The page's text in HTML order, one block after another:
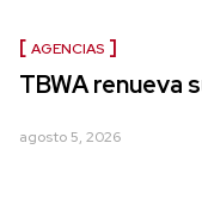
AGENCIAS
TBWA renueva
agosto 5, 2026